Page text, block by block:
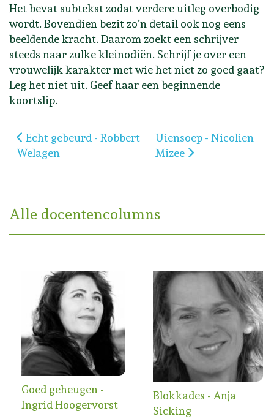
Het bevat subtekst zodat verdere uitleg overbodig
wordt. Bovendien bezit zo’n detail ook nog eens
beeldende kracht. Daarom zoekt een schrijver
steeds naar zulke kleinodiën. Schrijf je over een
vrouwelijk karakter met wie het niet zo goed gaat?
Leg het niet uit. Geef haar een beginnende
koortslip.
Vorig artikel: Echt gebeurd - Robbert Welagen
Echt gebeurd - Robbert
Welagen
Volgende artikel:
Uiensoep - Nicolien
Mizee
Alle docentencolumns
Goed geheugen -
Ingrid Hoogervorst
Blokkades - Anja
Sicking